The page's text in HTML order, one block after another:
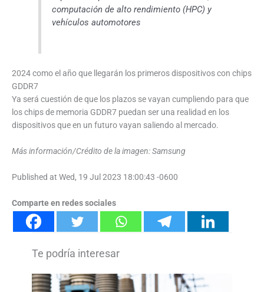
computación de alto rendimiento (HPC) y
vehículos automotores
2024 como el año que llegarán los primeros dispositivos con chips
GDDR7
Ya será cuestión de que los plazos se vayan cumpliendo para que
los chips de memoria GDDR7 puedan ser una realidad en los
dispositivos que en un futuro vayan saliendo al mercado.
Más información/Crédito de la imagen: Samsung
Published at Wed, 19 Jul 2023 18:00:43 -0600
Comparte en redes sociales